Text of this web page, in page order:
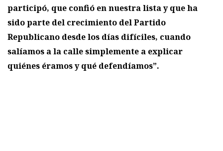
participó, que confió en nuestra lista y que ha
sido parte del crecimiento del Partido
Republicano desde los días difíciles, cuando
salíamos a la calle simplemente a explicar
quiénes éramos y qué defendíamos”.